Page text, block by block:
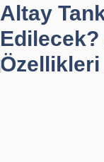
Altay
Edilecek?